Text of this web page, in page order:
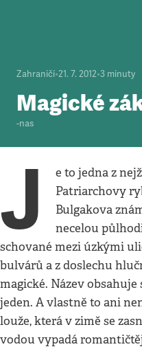
Zahraničí•21. 7. 2012•3 minuty
Magické
-nas
J
e to jedna z
Patriarchovy
Bulgakova
necelou
schované mezi úzkými
bulvárů a z doslechu
magické. Název
jeden. A vlastně to ani
louže, která v zimě se
vodou vypadá